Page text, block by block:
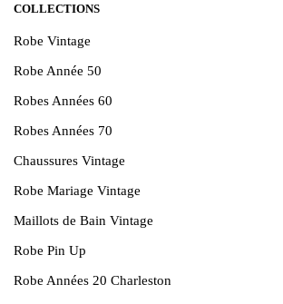
COLLECTIONS
Robe Vintage
Robe Année 50
Robes Années 60
Robes Années 70
Chaussures Vintage
Robe Mariage Vintage
Maillots de Bain Vintage
Robe Pin Up
Robe Années 20 Charleston